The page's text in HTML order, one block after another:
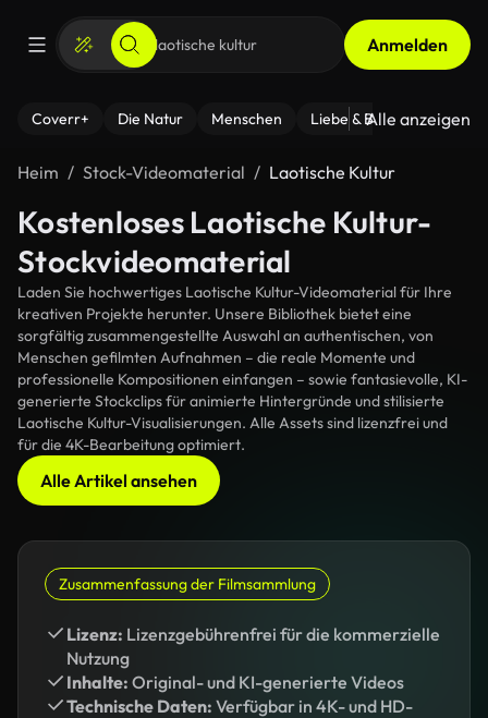
Anmelden
Coverr+ Die Natur Menschen Liebe & Beziehungen
Alle anzeigen
Heim Stock-Videomaterial Laotische Kultur
Kostenloses Laotische Kultur-
Stockvideomaterial
Laden Sie hochwertiges Laotische Kultur-Videomaterial für Ihre
kreativen Projekte herunter. Unsere Bibliothek bietet eine
sorgfältig zusammengestellte Auswahl an authentischen, von
Menschen gefilmten Aufnahmen – die reale Momente und
professionelle Kompositionen einfangen – sowie fantasievolle, KI-
generierte Stockclips für animierte Hintergründe und stilisierte
Laotische Kultur-Visualisierungen. Alle Assets sind lizenzfrei und
für die 4K-Bearbeitung optimiert.
Alle Artikel ansehen
Zusammenfassung der Filmsammlung
Lizenz: Lizenzgebührenfrei für die kommerzielle
Nutzung
Inhalte: Original- und KI-generierte Videos
Technische Daten: Verfügbar in 4K- und HD-